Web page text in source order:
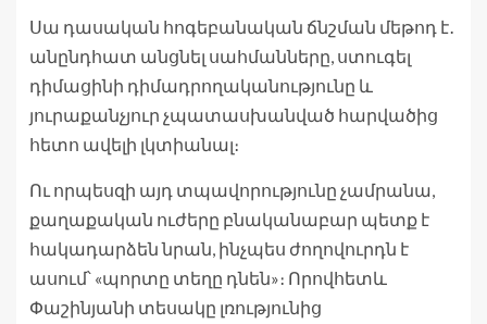
Սա դասական հոգեբանական ճնշման մեթոդ է․
անընդհատ անցնել սահմանները, ստուգել
դիմացինի դիմադրողականությունը և
յուրաքանչյուր չպատասխանված հարվածից
հետո ավելի լկտիանալ։
Ու որպեսզի այդ տպավորությունը չամրանա,
քաղաքական ուժերը բնականաբար պետք է
հակադարձեն նրան, ինչպես ժողովուրդն է
ասում՝ «պորտը տեղը դնեն»։ Որովհետև
Փաշինյանի տեսակը լռությունից